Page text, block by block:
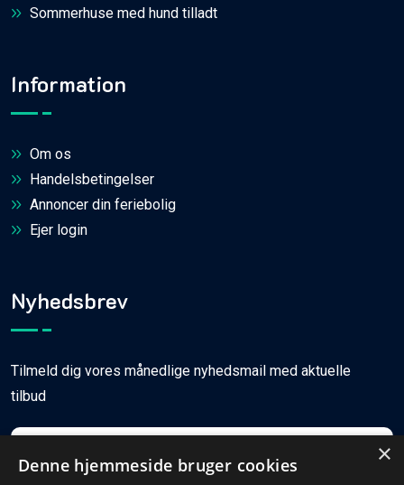
Sommerhuse med hund tilladt
Information
Om os
Handelsbetingelser
Annoncer din feriebolig
Ejer login
Nyhedsbrev
Tilmeld dig vores månedlige nyhedsmail med aktuelle
tilbud
×
Denne hjemmeside bruger cookies